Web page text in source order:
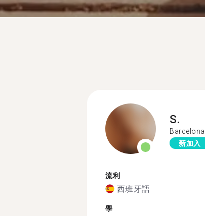
S.
Barcelona
新加入
流利
西班牙語
學